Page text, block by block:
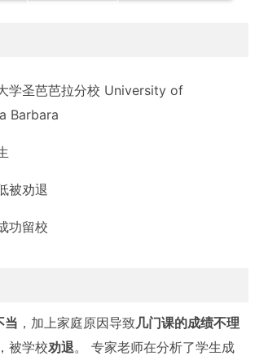
学圣芭芭拉分校 University of
Barbara
被劝退
功留校
当 ，加上家庭原因导致几门课的成绩不理
被学校劝退。 专家老师在分析了学生成